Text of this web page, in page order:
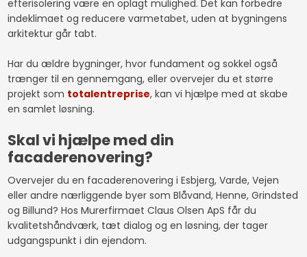
efterisolering være en oplagt mulighed. Det kan forbedre
indeklimaet og reducere varmetabet, uden at bygningens
arkitektur går tabt.
Har du ældre bygninger, hvor fundament og sokkel også
trænger til en gennemgang, eller overvejer du et større
projekt som totalentreprise, kan vi hjælpe med at skabe
en samlet løsning.
Skal vi hjælpe med din
facaderenovering?
Overvejer du en facaderenovering i Esbjerg, Varde, Vejen
eller andre nærliggende byer som Blåvand, Henne, Grindsted
og Billund? Hos Murerfirmaet Claus Olsen ApS får du
kvalitetshåndværk, tæt dialog og en løsning, der tager
udgangspunkt i din ejendom.